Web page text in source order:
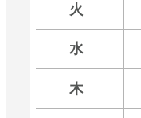
火
水
木